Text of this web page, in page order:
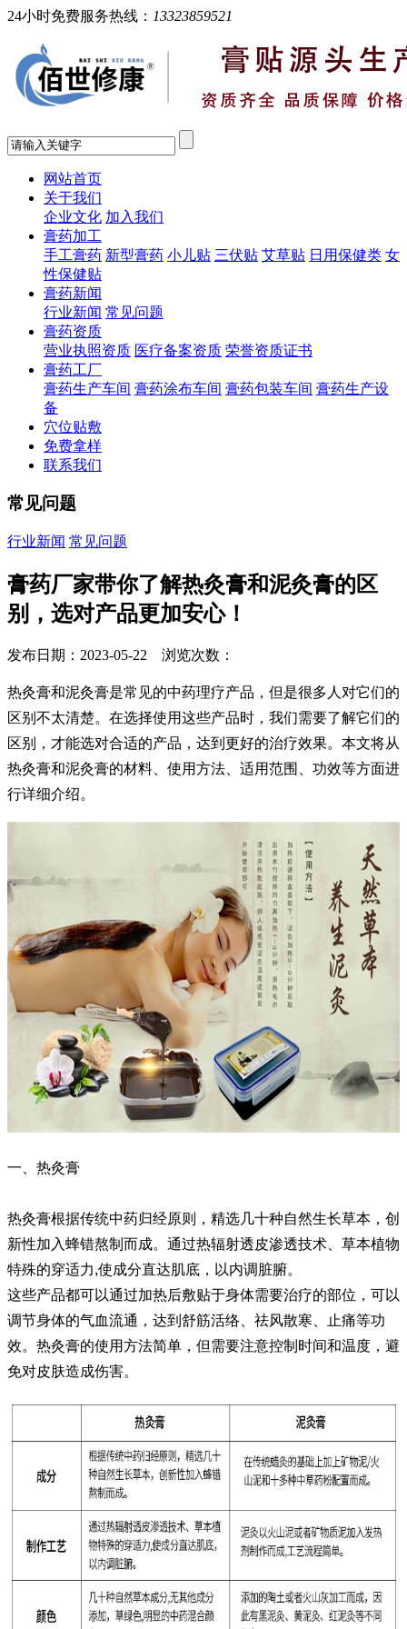
24小时免费服务热线： 13323859521
网站首页
关于我们
企业文化 加入我们
膏药加工
手工膏药 新型膏药 小儿贴 三伏贴 艾草贴 日用保健类 女
性保健贴
膏药新闻
行业新闻 常见问题
膏药资质
营业执照资质 医疗备案资质 荣誉资质证书
膏药工厂
膏药生产车间 膏药涂布车间 膏药包装车间 膏药生产设
备
穴位贴敷
免费拿样
联系我们
常见问题
行业新闻 常见问题
膏药厂家带你了解热灸膏和泥灸膏的区
别，选对产品更加安心！
发布日期：2023-05-22 浏览次数：
热灸膏和泥灸膏是常见的中药理疗产品，但是很多人对它们的
区别不太清楚。在选择使用这些产品时，我们需要了解它们的
区别，才能选对合适的产品，达到更好的治疗效果。本文将从
热灸膏和泥灸膏的材料、使用方法、适用范围、功效等方面进
行详细介绍。
一、热灸膏
热灸膏根据传统中药归经原则，精选几十种自然生长草本，创
新性加入蜂错熬制而成。通过热辐射透皮渗透技术、草本植物
特殊的穿适力,使成分直达肌底，以内调脏腑。
这些产品都可以通过加热后敷贴于身体需要治疗的部位，可以
调节身体的气血流通，达到舒筋活络、祛风散寒、止痛等功
效。热灸膏的使用方法简单，但需要注意控制时间和温度，避
免对皮肤造成伤害。